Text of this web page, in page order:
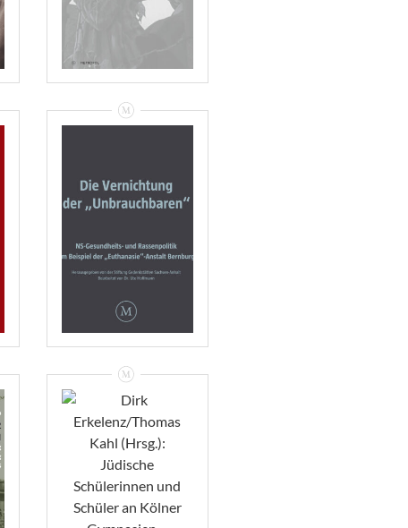
VIEW
Die Vernichtung
Der
„Unbrauchbaren“ –
Dirk
Erkelenz/Thomas
Kahl (Hrsg.):
Jüdische
Schüler An Kölner
Gymnasien –